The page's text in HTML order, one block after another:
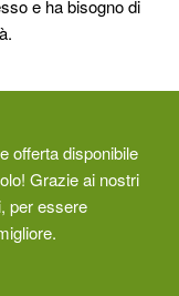
e ha bisogno di
offerta disponibile
Grazie ai nostri
per essere